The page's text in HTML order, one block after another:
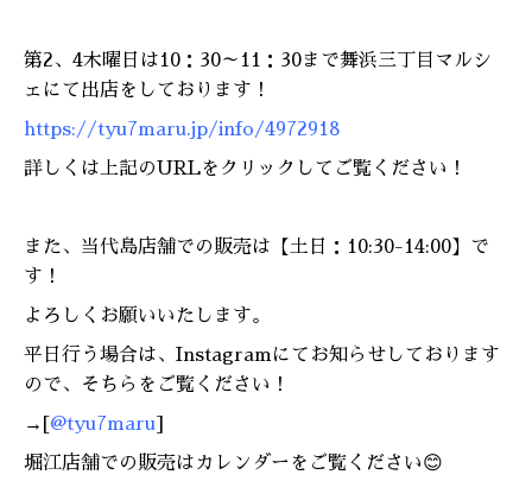
第2、4木曜日は10：30～11：30まで舞浜三丁目マルシ
ェにて出店をしております！
https://tyu7maru.jp/info/4972918
詳しくは上記のURLをクリックしてご覧ください！
また、当代島店舗での販売は【土日：10:30-14:00】で
す！
よろしくお願いいたします。
平日行う場合は、Instagramにてお知らせしております
ので、そちらをご覧ください！
→[@tyu7maru]
堀江店舗での販売はカレンダーをご覧ください😊